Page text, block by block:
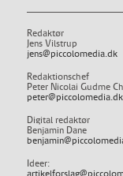
Redaktør
Jens Vilstrup
jens@piccolomedia.dk
Redaktionschef
Peter Nicolai Gudme
peter@piccolomedia.dk
Digital redaktør
Benjamin Dane
Ideer: